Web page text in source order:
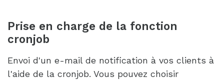
Prise en charge de la fonction
cronjob
Envoi d'un e-mail de notification à vos clients à
l'aide de la cronjob. Vous pouvez choisir